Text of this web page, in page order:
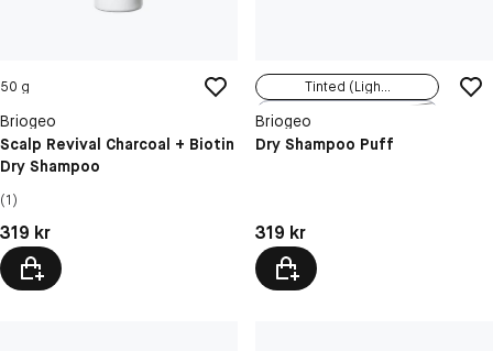
50 g
Briogeo
Scalp Revival Charcoal + Biotin
Dry Shampoo
(1)
Pris: 319 kr
319 kr
Tinted (Ligh...
Briogeo
Dry Shampoo Puff
Pris: 319 kr
319 kr